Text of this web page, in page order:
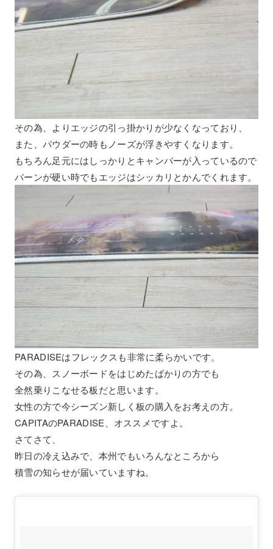
その為、よりエッジの引っ掛かりが少なくなっており、
また、パウダーの時もノーズが浮きやすくなります。
もちろん足元にはしっかりとキャンバーが入っているので
バーンが硬い時でもエッジはシッカリとかんでくれます。
PARADISEはフレックスも非常に柔らかいです。
その為、スノーボードをはじめたばかりの方でも
全然乗りこなせる板だと思います。
女性の方で今シーズン新しく板の購入をお考えの方。
CAPITAのPARADISE、オススメですよ。
さてさて、
昨日の冷え込みで、本州でもいろんなところから
積雪の知らせが届いていますね。